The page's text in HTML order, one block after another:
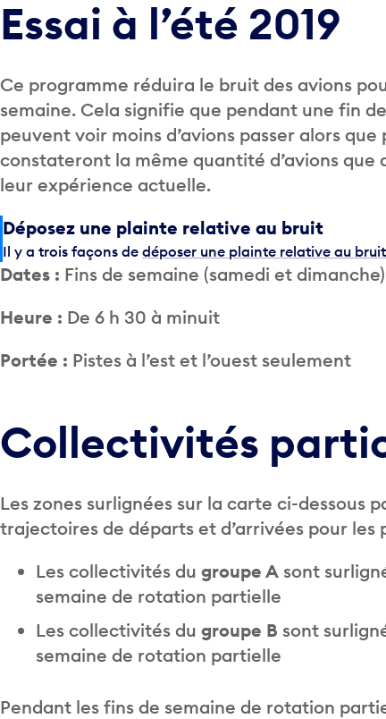
Essai à l’été 2019
Ce programme réduira le bruit des avions
semaine. Cela signifie que pendant une fin
peuvent voir moins d’avions passer alors
constateront la même quantité d’avions que
leur expérience actuelle.
Déposez une plainte relative au bruit
Il y a trois façons de déposer une plainte relative au bruit
Dates : Fins de semaine (samedi et
Heure : De 6 h 30 à minuit
Portée : Pistes à l’est et l’ouest seulement
Collectivités
Les zones surlignées sur la carte ci-dessous
trajectoires de départs et d’arrivées pour les
Les collectivités du groupe A sont
semaine de rotation partielle
Les collectivités du groupe B sont
semaine de rotation partielle
Pendant les fins de semaine de rotation